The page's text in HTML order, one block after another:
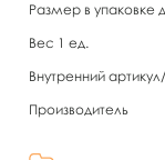
Размер в упаковке
Вес 1 ед.
Внутренний
Производитель